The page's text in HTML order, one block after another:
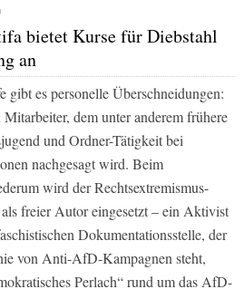
bietet Kurse für Diebstahl
an
gibt es personelle Überschneidungen:
dem unter anderem frühere
und Ordner-Tätigkeit bei
nachgesagt wird. Beim
wird der Rechtsextremismus-
freier Autor eingesetzt – ein Aktivist
Dokumentationsstelle, der
von Anti-AfD-Kampagnen steht,
Perlach“ rund um das AfD-